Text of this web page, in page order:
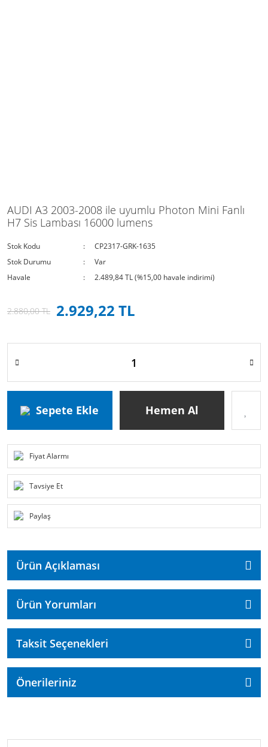
AUDI A3 2003-2008 ile uyumlu Photon Mini Fanlı
H7 Sis Lambası 16000 lumens
Stok Kodu
CP2317-GRK-1635
Stok Durumu
Var
Havale
2.489,84 TL (%15,00 havale indirimi)
2.880,00 TL 2.929,22 TL
Sepete Ekle Hemen Al
Fiyat Alarmı
Tavsiye Et
Paylaş
Ürün Açıklaması
Ürün Yorumları
Taksit Seçenekleri
Önerileriniz